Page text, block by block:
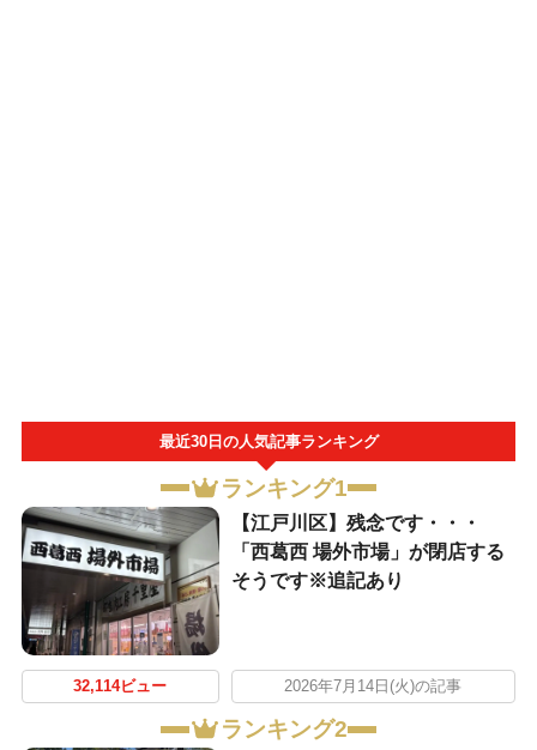
最近30日の人気記事ランキング
ランキング1
【江戸川区】残念です・・・
「西葛西 場外市場」が閉店する
そうです※追記あり
32,114ビュー 2026年7月14日(火)の記事
ランキング2